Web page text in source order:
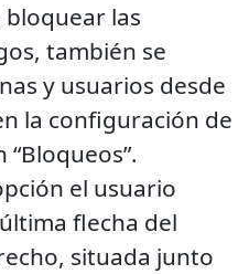
las
también se
y usuarios desde
la configuración de
el usuario
flecha del
situada junto